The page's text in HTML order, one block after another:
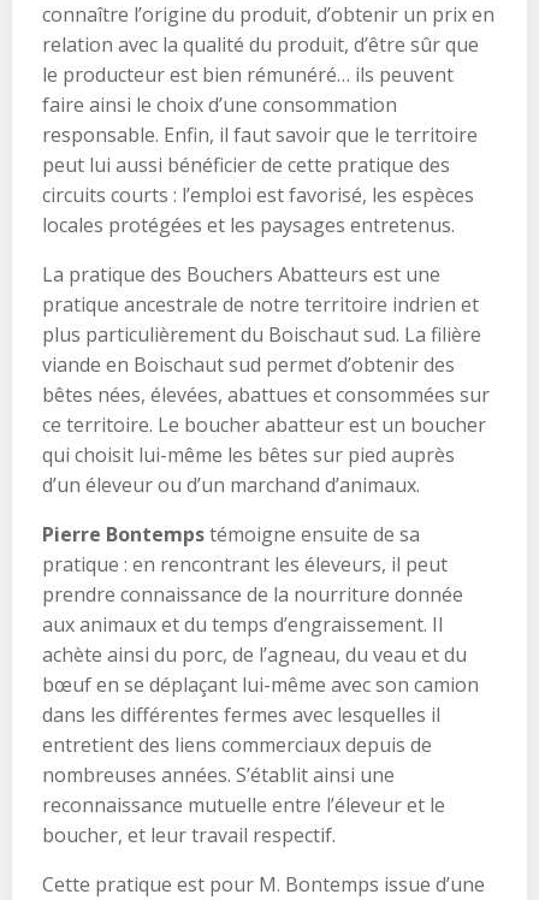
connaître l’origine du produit, d’obtenir un prix en
relation avec la qualité du produit, d’être sûr que
le producteur est bien rémunéré… ils peuvent
faire ainsi le choix d’une consommation
responsable. Enfin, il faut savoir que le territoire
peut lui aussi bénéficier de cette pratique des
circuits courts : l’emploi est favorisé, les espèces
locales protégées et les paysages entretenus.
La pratique des Bouchers Abatteurs est une
pratique ancestrale de notre territoire indrien et
plus particulièrement du Boischaut sud. La filière
viande en Boischaut sud permet d’obtenir des
bêtes nées, élevées, abattues et consommées sur
ce territoire. Le boucher abatteur est un boucher
qui choisit lui-même les bêtes sur pied auprès
d’un éleveur ou d’un marchand d’animaux.
Pierre Bontempstémoigne ensuite de sa
pratique : en rencontrant les éleveurs, il peut
prendre connaissance de la nourriture donnée
aux animaux et du temps d’engraissement. Il
achète ainsi du porc, de l’agneau, du veau et du
bœuf en se déplaçant lui-même avec son camion
dans les différentes fermes avec lesquelles il
entretient des liens commerciaux depuis de
nombreuses années. S’établit ainsi une
reconnaissance mutuelle entre l’éleveur et le
boucher, et leur travail respectif.
Cette pratique est pour M. Bontemps issue d’une